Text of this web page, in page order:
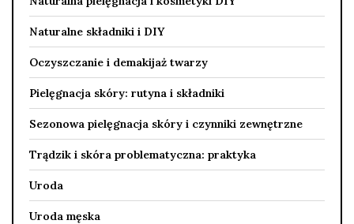
Naturalne składniki i DIY
Oczyszczanie i demakijaż twarzy
Pielęgnacja skóry: rutyna i składniki
Sezonowa pielęgnacja skóry i czynniki zewnętrzne
Trądzik i skóra problematyczna: praktyka
Uroda
Uroda męska